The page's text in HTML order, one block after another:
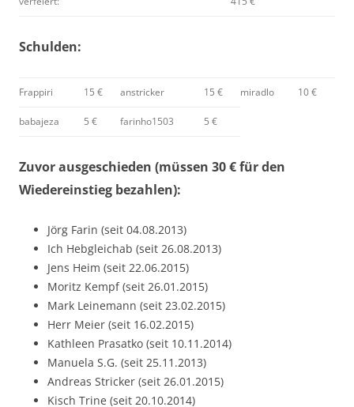
Schulden:
Frappiri 15 € anstricker 15 € miradlo 10 €
babajeza 5 € farinho1503 5 €
Zuvor ausgeschieden (müssen 30 € für den
Wiedereinstieg bezahlen):
Jörg Farin (seit 04.08.2013)
Ich Hebgleichab (seit 26.08.2013)
Jens Heim (seit 22.06.2015)
Moritz Kempf (seit 26.01.2015)
Mark Leinemann (seit 23.02.2015)
Herr Meier (seit 16.02.2015)
Kathleen Prasatko (seit 10.11.2014)
Manuela S.G. (seit 25.11.2013)
Andreas Stricker (seit 26.01.2015)
Kisch Trine (seit 20.10.2014)